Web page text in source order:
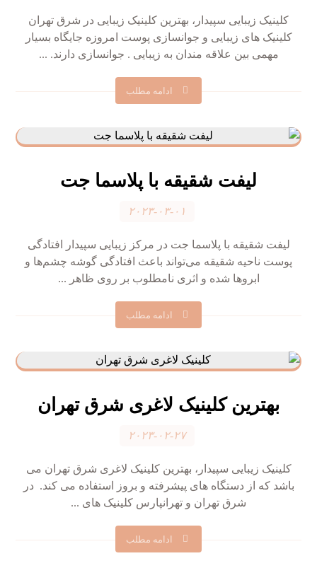
کلینیک زیبایی سپیدار، بهترین کلینیک زیبایی در شرق تهران
کلینیک های زیبایی و جوانسازی پوست امروزه جایگاه بسیار
مهمی بین علاقه مندان به زیبایی . جوانسازی دارند. ...
ادامه مطلب
لیفت شقیقه با پلاسما جت
۲۰۲۳-۰۳-۰۱
لیفت شقیقه با پلاسما جت در مرکز زیبایی سپیدار افتادگی
پوست ناحیه شقیقه می‌تواند باعث افتادگی گوشه چشم‌ها و
ابروها شده و اثری نامطلوب بر روی ظاهر ...
ادامه مطلب
بهترین کلینیک لاغری شرق تهران
۲۰۲۳-۰۲-۲۷
کلینیک زیبایی سپیدار، بهترین کلینیک لاغری شرق تهران می
باشد که از دستگاه های پیشرفته و بروز استفاده می کند. در
شرق تهران و تهرانپارس کلینیک های ...
ادامه مطلب